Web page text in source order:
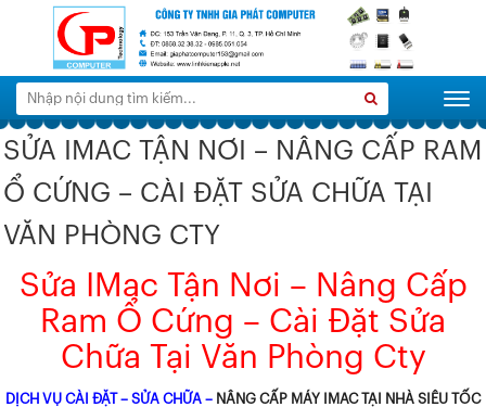
Tìm
kiếm:
SỬA IMAC TẬN NƠI – NÂNG CẤP RAM
Ổ CỨNG – CÀI ĐẶT SỬA CHỮA TẠI
VĂN PHÒNG CTY
Sửa IMac Tận Nơi – Nâng Cấp
Ram Ổ Cứng – Cài Đặt Sửa
Chữa Tại Văn Phòng Cty
DỊCH VỤ CÀI ĐẶT – SỬA CHỮA – NÂNG CẤP MÁY IMAC TẠI NHÀ SIÊU TỐC